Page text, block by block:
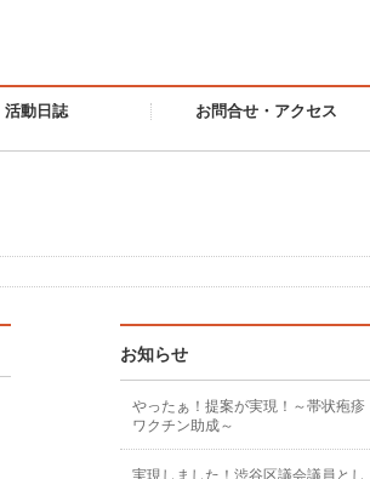
活動日誌 お問合せ・アクセス
お知らせ
やったぁ！提案が実現！～帯状疱疹
ワクチン助成～
実現しました！渋谷区議会議員とし